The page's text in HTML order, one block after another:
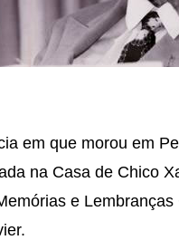
em que morou em
na Casa de Chico
e